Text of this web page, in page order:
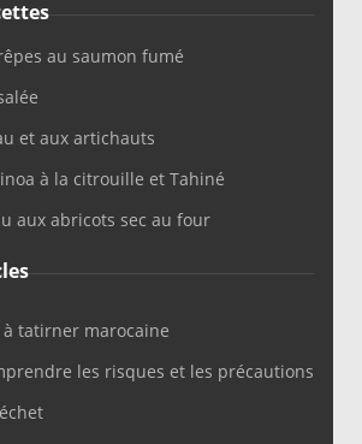
au saumon fumé
et aux artichauts
à la citrouille et Tahiné
aux abricots sec au four
tatirner marocaine
les risques et les précautions